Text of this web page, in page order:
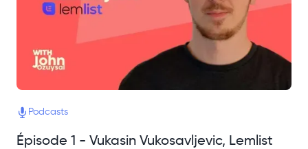
Podcasts
Épisode 1 - Vukasin Vukosavljevic, Lemlist